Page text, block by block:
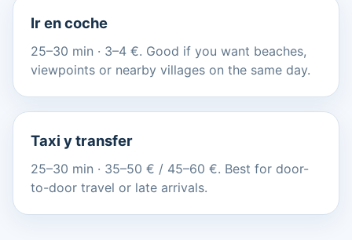
Ir en coche
25–30 min · 3–4 €. Good if you want beaches,
viewpoints or nearby villages on the same day.
Taxi y transfer
25–30 min · 35–50 € / 45–60 €. Best for door-
to-door travel or late arrivals.